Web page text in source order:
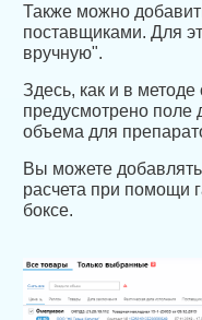
Также можно
поставщиками. Для
вручную".
Здесь, как и в
предусмотрено поле
объема для
Вы можете
расчета при помощи
боксе.